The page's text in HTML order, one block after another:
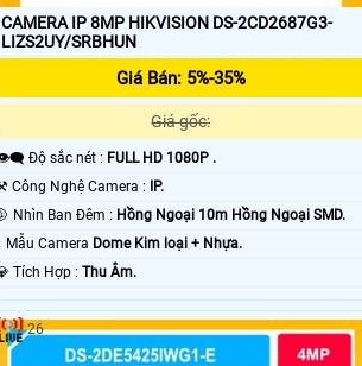
CAMERA IP 8MP HIKVISION DS-2CD2687G3-
LIZS2UY/SRBHUN
Giá Bán: 5%-35%
Giá gốc:
👁️‍🗨 Độ sắc nét : FULL HD 1080P .
⚒ Công Nghệ Camera : IP.
🌛 Nhìn Ban Đêm : Hồng Ngoại 10m Hồng Ngoại SMD.
↕️ Mẫu Camera Dome Kim loại + Nhựa.
️💎 Tích Hợp : Thu Âm.
26